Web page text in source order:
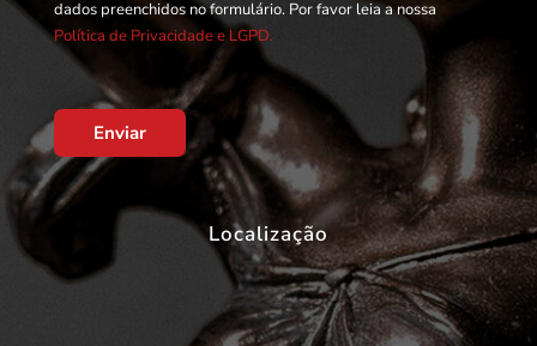
dados preenchidos no formulário. Por favor leia a nossa
Política de Privacidade e LGPD.
Enviar
Localização